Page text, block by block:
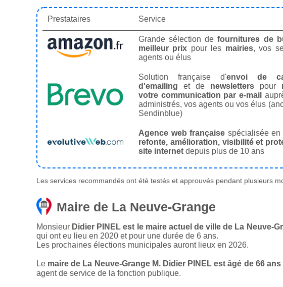
Prestataires Service
Grande sélection defournitures de
meilleur prix pour les mairies, vos
agents ou élus
Solution française d'envoi de
d'emailing et de newsletterspour
votre communication par e-mail
administrés, vos agents ou vos élus
Sendinblue)
Agence web française spécialisée en
refonte, amélioration, visibilité et
site internet depuis plus de 10 ans
Les services recommandés ont été testés et approuvés pendant plusieurs
Maire de La Neuve-Grange
Monsieur Didier PINEL est le maire actuel de ville de La Neuve-
qui ont eu lieu en 2020 et pour une durée de 6 ans.
Les prochaines élections municipales auront lieux en 2026.
Le maire de La Neuve-Grange M. Didier PINEL est âgé de 66 ans
agent de service de la fonction publique.